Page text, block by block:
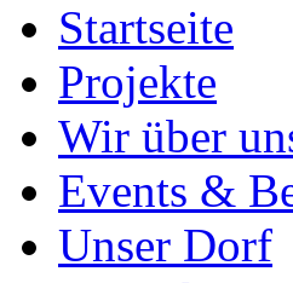
Startseite
Projekte
Wir über
Events &
Unser Dorf